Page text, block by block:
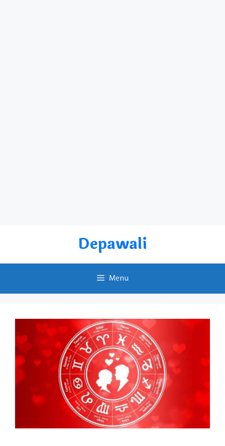
content
Depawali
Menu